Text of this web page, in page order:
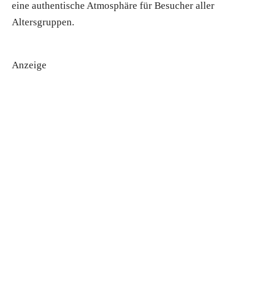
eine authentische Atmosphäre für Besucher aller
Altersgruppen.
Anzeige